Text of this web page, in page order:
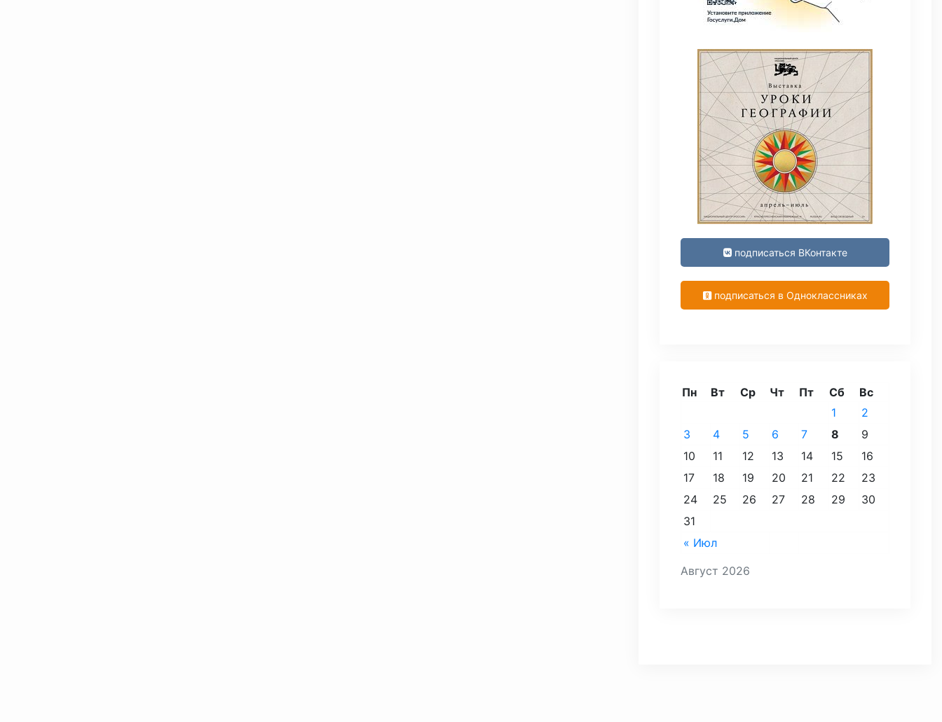
подписаться ВКонтакте
подписаться в Одноклассниках
Август 2026
Пн Вт Ср Чт Пт Сб Вс
« Июл
1
2
3
4 5 6 7 8
9
10
11 12 13 14 15
16
17
18 19 20 21 22
23
24
25 26 27 28 29
30
31